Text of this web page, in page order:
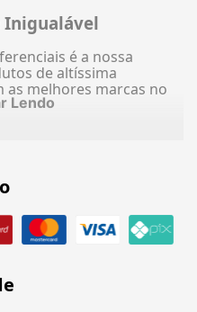
Inigualável
é a nossa
de altíssima
as melhores marcas no
Lendo